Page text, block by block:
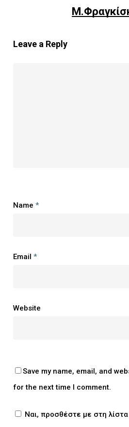
Leave a Reply
Name *
Email *
Website
Save my name, email, and
for the next time I comment.
Ναι, προσθέστε με στη